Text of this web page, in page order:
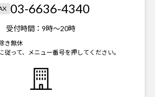
03-6636-4340
受付時間： 9時～20時
き無休
って、メニュー番号を押してください。